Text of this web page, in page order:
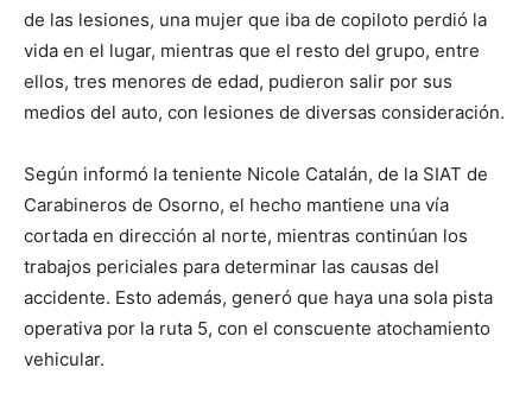
de las lesiones, una mujer que iba de copiloto perdió la
vida en el lugar, mientras que el resto del grupo, entre
ellos, tres menores de edad, pudieron salir por sus
medios del auto, con lesiones de diversas consideración.
Según informó la teniente Nicole Catalán, de la SIAT de
Carabineros de Osorno, el hecho mantiene una vía
cortada en dirección al norte, mientras continúan los
trabajos periciales para determinar las causas del
accidente. Esto además, generó que haya una sola pista
operativa por la ruta 5, con el conscuente atochamiento
vehicular.